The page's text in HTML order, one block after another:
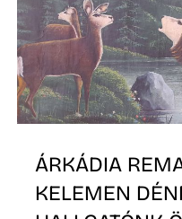
ÁRKÁDIA
KELEMEN